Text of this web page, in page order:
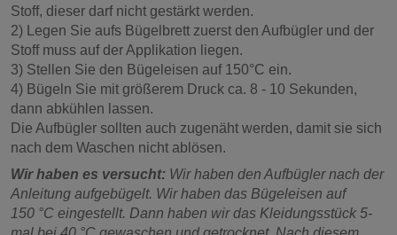
Stoff, dieser darf nicht gestärkt werden.
2) Legen Sie aufs Bügelbrett zuerst den Aufbügler und der
Stoff muss auf der Applikation liegen.
3) Stellen Sie den Bügeleisen auf 150°C ein.
4) Bügeln Sie mit größerem Druck ca. 8 - 10 Sekunden,
dann abkühlen lassen.
Die Aufbügler sollten auch zugenäht werden, damit sie sich
nach dem Waschen nicht ablösen.
Wir haben es versucht: Wir haben den Aufbügler nach der
Anleitung aufgebügelt. Wir haben das Bügeleisen auf
150 °C eingestellt. Dann haben wir das Kleidungsstück 5-